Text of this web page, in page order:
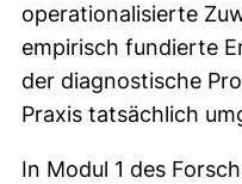
operationalisierte
empirisch fundierte
der diagnostische
Praxis tatsächlich
In Modul 1 des